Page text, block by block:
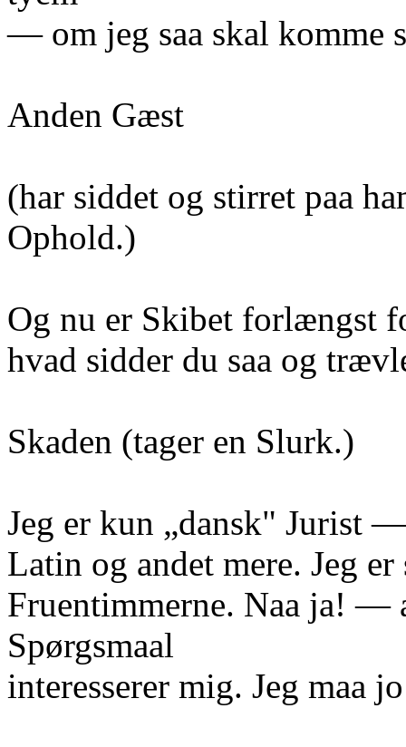
— om jeg saa skal komme
Anden Gæst
(har siddet og stirret paa
Ophold.)
Og nu er Skibet forlængst
hvad sidder du saa og
Skaden (tager en Slurk.)
Jeg er kun „dansk" Jurist
Latin og andet mere. Jeg
Fruentimmerne. Naa ja! —
Spørgsmaal
interesserer mig. Jeg maa